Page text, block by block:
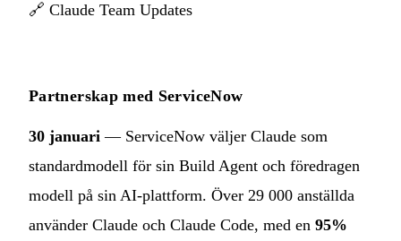
🔗 Claude Team Updates
Partnerskap med ServiceNow
30 januari — ServiceNow väljer Claude som
standardmodell för sin Build Agent och föredragen
modell på sin AI-plattform. Över 29 000 anställda
använder Claude och Claude Code, med en 95%